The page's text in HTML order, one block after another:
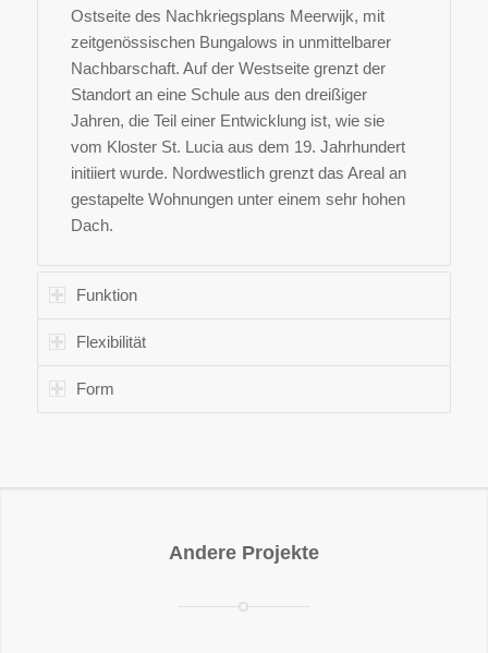
Ostseite des Nachkriegsplans Meerwijk, mit
zeitgenössischen Bungalows in unmittelbarer
Nachbarschaft. Auf der Westseite grenzt der
Standort an eine Schule aus den dreißiger
Jahren, die Teil einer Entwicklung ist, wie sie
vom Kloster St. Lucia aus dem 19. Jahrhundert
initiiert wurde. Nordwestlich grenzt das Areal an
gestapelte Wohnungen unter einem sehr hohen
Dach.
Funktion
Flexibilität
Form
Andere Projekte